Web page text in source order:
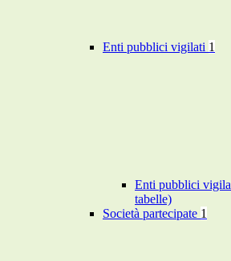
Enti pubblici vigilati 1
Enti pubblici
tabelle)
Società partecipate 1